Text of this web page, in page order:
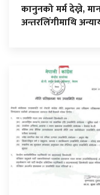
कानुनको मर्म देख्ने,
अन्तरलिंगीमाथि